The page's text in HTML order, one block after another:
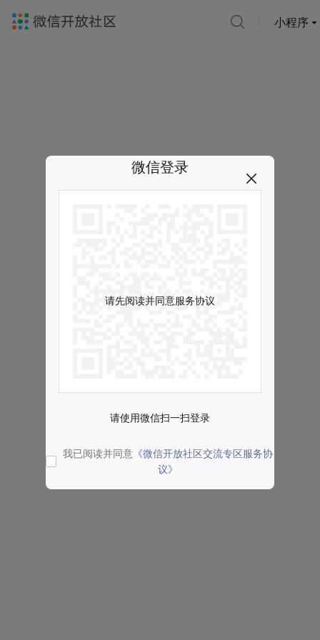
小程序
微信登录
请先阅读并同意服务协议
请使用微信扫一扫登录
我已阅读并同意 《微信开放社区交流专区服务协
议》